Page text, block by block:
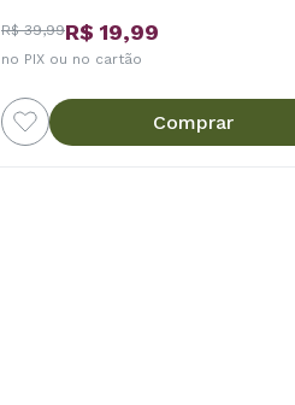
R$ 39,99R$ 19,99
no PIX ou no cartão
Comprar